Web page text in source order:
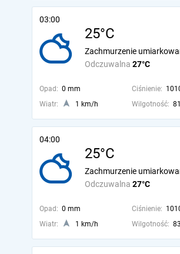
03:00
25°C
Odczuwalna 27°C
Zachmurzenie
Opad: 0 mm Ciśnienie:
Wiatr:
1 km/h Wilgotność:
04:00
25°C
Odczuwalna 27°C
Zachmurzenie
Opad: 0 mm Ciśnienie:
Wiatr:
1 km/h Wilgotność: